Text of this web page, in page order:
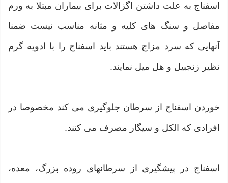
اسفناج به علت داشتن اگزالات برای بیماران مبتلا به ورم
مفاصل و سنگ های کلیه و مثانه مناسب نیست ضمنا
آنهایی که سرد مزاج هستند باید اسفناج را با ادویه گرم
نظیر زنجبیل و هل میل نمایند.
خوردن اسفناج از سرطان جلوگیری می کند مخصوصا در
افرادی که الکل و سیگار مصرف می کنند.
اسفناج در پیشگیری از سرطانهای روده بزرگ، معده،